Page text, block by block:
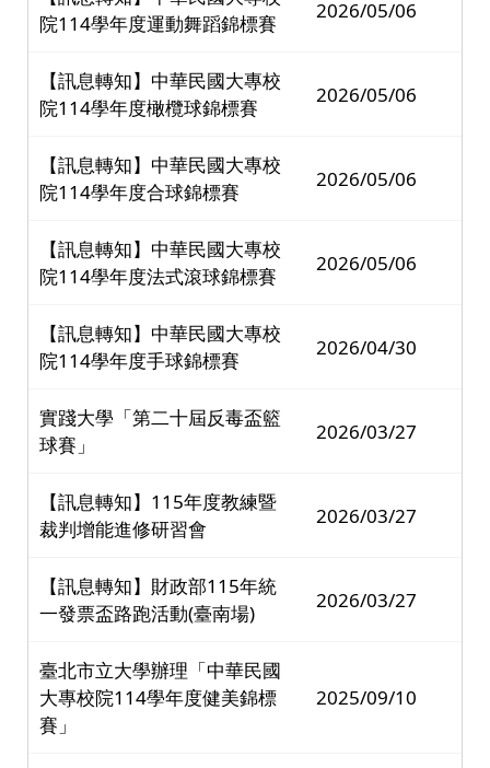
院114學年度運動舞蹈錦標賽
2026/05/06
【訊息轉知】中華民國大專校
院114學年度橄欖球錦標賽
2026/05/06
【訊息轉知】中華民國大專校
院114學年度合球錦標賽
2026/05/06
【訊息轉知】中華民國大專校
院114學年度法式滾球錦標賽
2026/05/06
【訊息轉知】中華民國大專校
院114學年度手球錦標賽
2026/04/30
實踐大學「第二十屆反毒盃籃
球賽」
2026/03/27
【訊息轉知】115年度教練暨
裁判增能進修研習會
2026/03/27
【訊息轉知】財政部115年統
一發票盃路跑活動(臺南場)
2026/03/27
臺北市立大學辦理「中華民國
大專校院114學年度健美錦標
賽」
2025/09/10